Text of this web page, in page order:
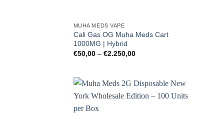
MUHA MEDS VAPE
Cali Gas OG Muha Meds Cart
1000MG | Hybrid
€50,00 – €2.250,00Preisspanne: